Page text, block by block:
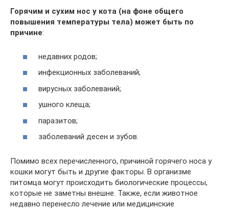
Горячим и сухим нос у кота (на фоне общего
повышения температуры тела) может быть по
причине:
недавних родов;
инфекционных заболеваний;
вирусных заболеваний;
ушного клеща;
паразитов;
заболеваний десен и зубов.
Помимо всех перечисленного, причиной горячего носа у
кошки могут быть и другие факторы. В организме
питомца могут происходить биологические процессы,
которые не заметны внешне. Также, если животное
недавно перенесло лечение или медицинские